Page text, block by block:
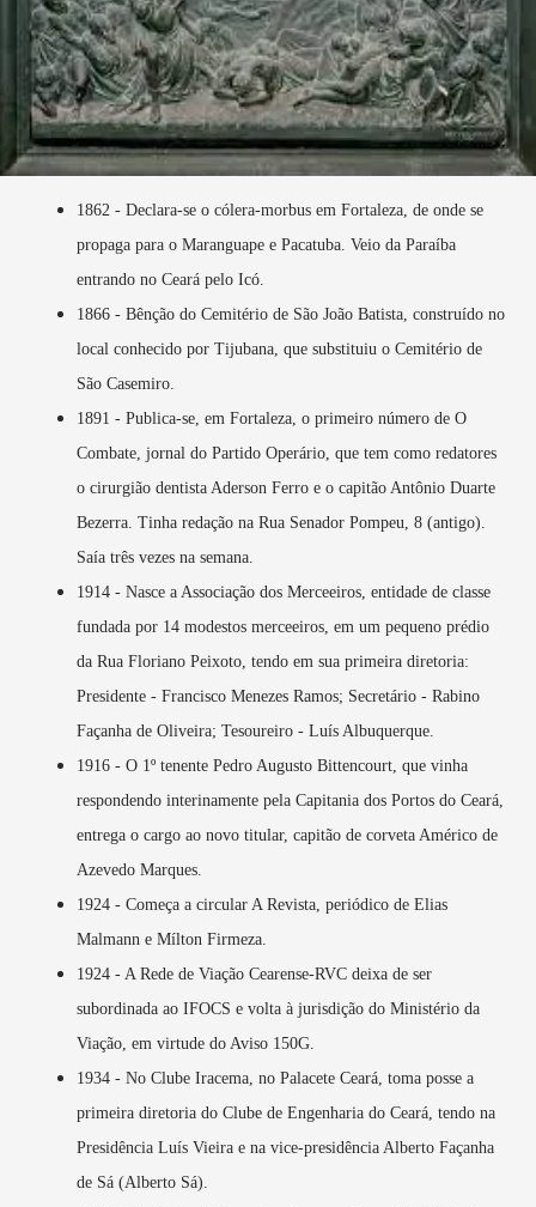
1862 - Declara-se o cólera-morbus em Fortaleza, de onde se
propaga para o Maranguape e Pacatuba. Veio da Paraíba
entrando no Ceará pelo Icó.
1866 - Bênção do Cemitério de São João Batista, construído no
local conhecido por Tijubana, que substituiu o Cemitério de
São Casemiro.
1891 - Publica-se, em Fortaleza, o primeiro número de O
Combate, jornal do Partido Operário, que tem como redatores
o cirurgião dentista Aderson Ferro e o capitão Antônio Duarte
Bezerra. Tinha redação na Rua Senador Pompeu, 8 (antigo).
Saía três vezes na semana.
1914 - Nasce a Associação dos Merceeiros, entidade de classe
fundada por 14 modestos merceeiros, em um pequeno prédio
da Rua Floriano Peixoto, tendo em sua primeira diretoria:
Presidente - Francisco Menezes Ramos; Secretário - Rabino
Façanha de Oliveira; Tesoureiro - Luís Albuquerque.
1916 - O 1º tenente Pedro Augusto Bittencourt, que vinha
respondendo interinamente pela Capitania dos Portos do Ceará,
entrega o cargo ao novo titular, capitão de corveta Américo de
Azevedo Marques.
1924 - Começa a circular A Revista, periódico de Elias
Malmann e Mílton Firmeza.
1924 - A Rede de Viação Cearense-RVC deixa de ser
subordinada ao IFOCS e volta à jurisdição do Ministério da
Viação, em virtude do Aviso 150G.
1934 - No Clube Iracema, no Palacete Ceará, toma posse a
primeira diretoria do Clube de Engenharia do Ceará, tendo na
Presidência Luís Vieira e na vice-presidência Alberto Façanha
de Sá (Alberto Sá).